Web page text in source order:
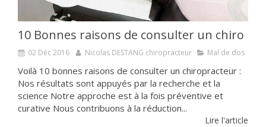
10 Bonnes raisons de consulter un chiro
02 Déc 2016 Nicolas DESTANG chiropracteur Mal de dos
Voilà 10 bonnes raisons de consulter un chiropracteur :
Nos résultats sont appuyés par la recherche et la
science Notre approche est à la fois préventive et
curative Nous contribuons à la réduction...
Lire l'article